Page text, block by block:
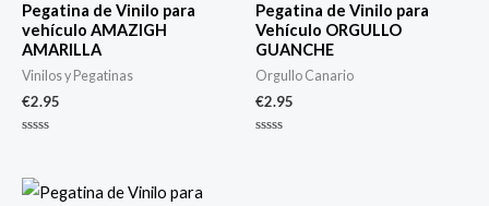
Pegatina de Vinilo para
vehículo AMAZIGH
AMARILLA
Vinilos y Pegatinas
€2.95
de
5
Pegatina de Vinilo para
Vehículo ORGULLO
GUANCHE
Orgullo Canario
€2.95